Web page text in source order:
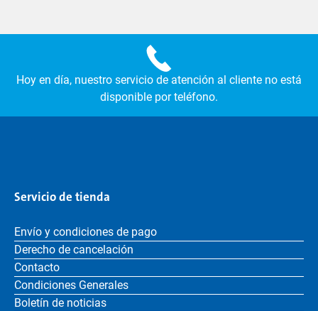
Hoy en día, nuestro servicio de atención al cliente no está
disponible por teléfono.
Servicio de tienda
Envío y condiciones de pago
Derecho de cancelación
Contacto
Condiciones Generales
Boletín de noticias